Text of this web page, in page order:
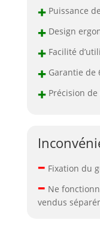
+Puissance
+Design
+Facilité
+Garantie de
+Précision de
– Fixation du
– Ne
vendus